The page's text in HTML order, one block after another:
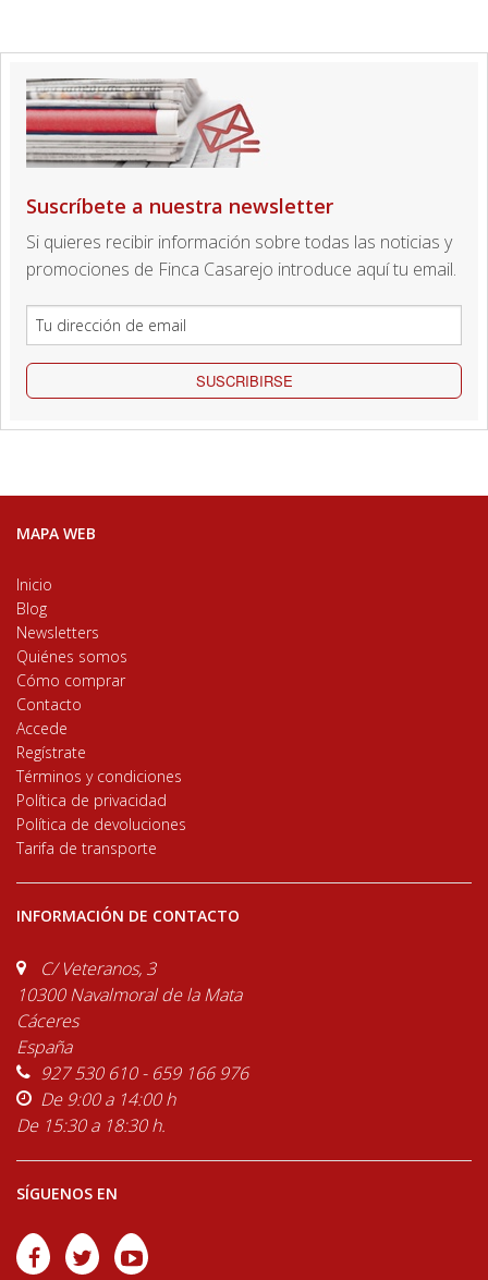
Suscríbete a nuestra newsletter
Si quieres recibir información sobre todas las noticias y
promociones de Finca Casarejo introduce aquí tu email.
SUSCRIBIRSE
MAPA WEB
Inicio
Blog
Newsletters
Quiénes somos
Cómo comprar
Contacto
Accede
Regístrate
Términos y condiciones
Política de privacidad
Política de devoluciones
Tarifa de transporte
INFORMACIÓN DE CONTACTO
C/ Veteranos, 3
10300 Navalmoral de la Mata
Cáceres
España
927 530 610 - 659 166 976
De 9:00 a 14:00 h
De 15:30 a 18:30 h.
SÍGUENOS EN